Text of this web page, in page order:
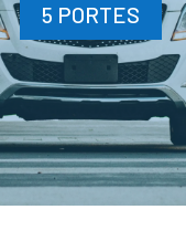
5 PORTES